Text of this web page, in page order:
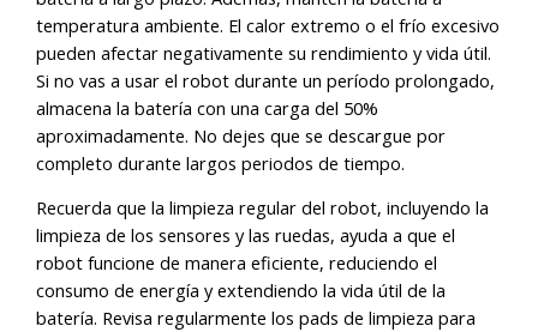
temperatura ambiente. El calor extremo o el frío excesivo
pueden afectar negativamente su rendimiento y vida útil.
Si no vas a usar el robot durante un período prolongado,
almacena la batería con una carga del 50%
aproximadamente. No dejes que se descargue por
completo durante largos periodos de tiempo.
Recuerda que la limpieza regular del robot, incluyendo la
limpieza de los sensores y las ruedas, ayuda a que el
robot funcione de manera eficiente, reduciendo el
consumo de energía y extendiendo la vida útil de la
batería. Revisa regularmente los pads de limpieza para